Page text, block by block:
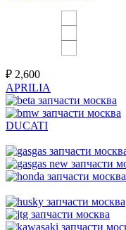
₽ 2,600
APRILIA
DUCATI